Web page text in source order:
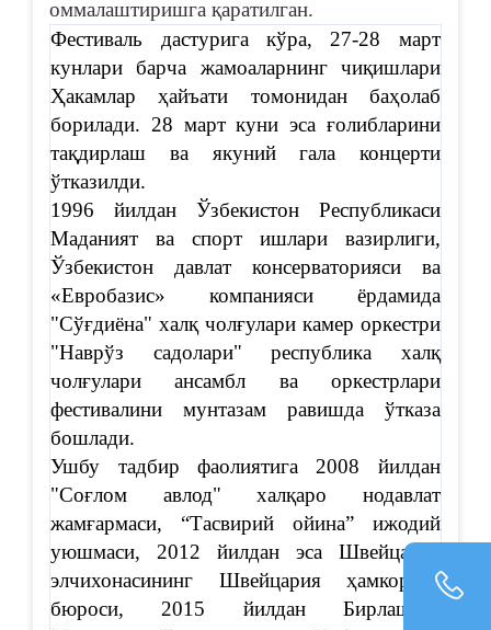
оммалаштиришга қаратилган.
Фестиваль дастурига кўра, 27-28 март
кунлари барча жамоаларнинг чиқишлари
Ҳакамлар ҳайъати томонидан баҳолаб
борилади. 28 март куни эса ғолибларини
тақдирлаш ва якуний гала концерти
ўтказилди.
1996 йилдан Ўзбекистон Республикаси
Маданият ва спорт ишлари вазирлиги,
Ўзбекистон давлат консерваторияси ва
«Евробазис» компанияси ёрдамида
"Сўғдиёна" халқ чолғулари камер оркестри
"Наврўз садолари" республика халқ
чолғулари ансамбл ва оркестрлари
фестивалини мунтазам равишда ўтказа
бошлади.
Ушбу тадбир фаолиятига 2008 йилдан
"Соғлом авлод" халқаро нодавлат
жамғармаси, “Тасвирий ойина” ижодий
уюшмаси, 2012 йилдан эса Швейцария
элчихонасининг Швейцария ҳамкорлик
бюроси, 2015 йилдан Бирлашган